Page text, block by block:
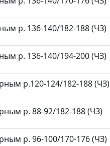
р. 136-140/182-188 (ЧЗ)
р. 136-140/194-200 (ЧЗ)
р.120-124/182-188 (ЧЗ)
р. 88-92/182-188 (ЧЗ)
р. 96-100/170-176 (ЧЗ)